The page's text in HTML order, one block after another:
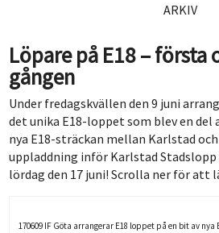
ARKIV
Löpare på E18 – första
gången
Under fredagskvällen den 9 juni
det unika E18-loppet som blev en del
nya E18-sträckan mellan Karlstad
uppladdning inför Karlstad
lördag den 17 juni! Scrolla ner för att
170609 IF Göta arrangerar E18 loppet på en bit av nya